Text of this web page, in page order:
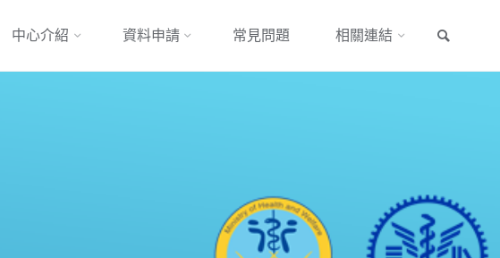
中心介紹 資料申請 常見問題 相關連結